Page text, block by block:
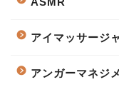
アイマッサージ
アンガーマネジ